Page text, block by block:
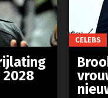
CELEBS